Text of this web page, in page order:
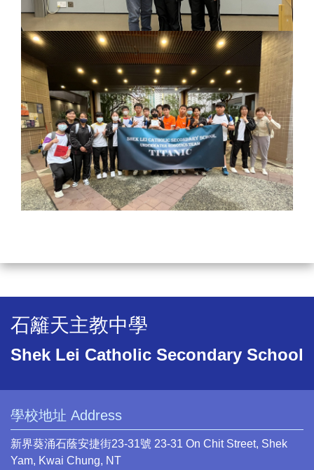
石籬天主教中學
Shek Lei Catholic Secondary School
學校地址 Address
新界葵涌石蔭安捷街23-31號 23-31 On Chit Street, Shek
Yam, Kwai Chung, NT